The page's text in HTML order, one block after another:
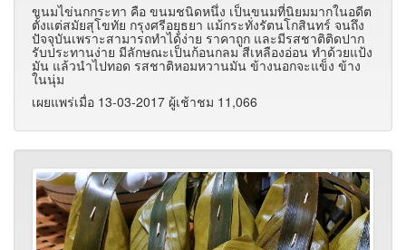
ขนมไข่นกกระทา คือ ขนมชนิดหนึ่ง เป็นขนมที่นิยมมากในอดีต
ตั้งแต่สมัยสุโขทัย กรุงศรีอยุธยา แม้กระทั่งรัตนโกสินทร์ จนถึง
ปัจจุบันเพราะสามารถทำได้ง่าย ราคาถูก และมีรสชาติติดปาก
รับประทานง่าย มีลักษณะเป็นก้อนกลม สีเหลืองอ่อน ทำด้วยแป้ง
มัน แล้วนำไปทอด รสชาติหอมหวานมัน ข้างนอกจะแข็ง ข้าง
ในนุ่ม
เผยแพร่เมื่อ 13-03-2017 ผู้เช้าชม 11,066